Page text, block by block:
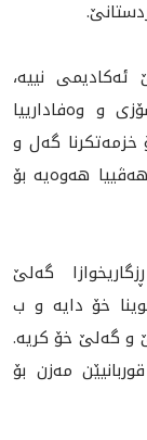
نیيه‌،
و وەفاداریيا
خزمەتکرنا گەل و
هەوەيە بۆ
گەلێ
خۆ دايه‌ و ب
و گەلێ خۆ کریە.
مەزن بۆ